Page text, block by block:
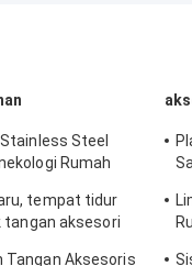
Steel
Rumah
tempat tidur
tangan aksesori
Tangan Aksesoris